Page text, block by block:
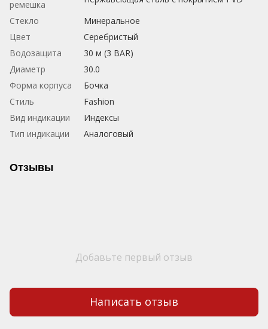
ремешка
Стекло
Минеральное
Цвет
Серебристый
Водозащита
30 м (3 BAR)
Диаметр
30.0
Форма корпуса
Бочка
Стиль
Fashion
Вид индикации
Индексы
Тип индикации
Аналоговый
Отзывы
Добавьте первый отзыв
Написать отзыв